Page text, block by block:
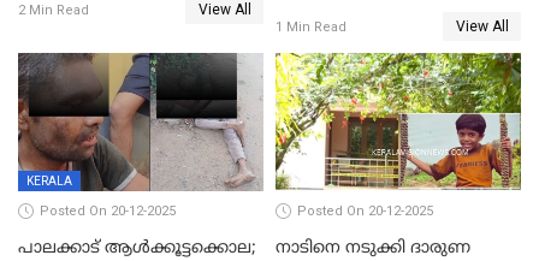
ഊർജ്ജിതമാക്കിമാക്കി
2 Min Read View All
മുഖ്യാതിഥിയായി
മോഹൻലാൽ
1 Min Read View All
KERALA
Posted On 20-12-2025
പാലക്കാട് ആൾക്കൂട്ടക്കൊല;
Posted On 20-12-2025
നാടിനെ നടുക്കി ദാരുണ